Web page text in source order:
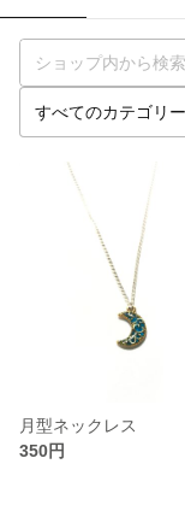
月型ネックレス
350円